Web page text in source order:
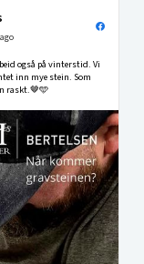
også på vinterstid. Vi
mye stein. Som
raskt.🤎🩵